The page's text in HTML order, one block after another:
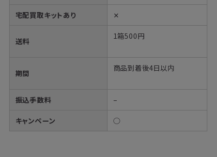
宅配買取キットあり ✕
送料
1箱500円
期間
商品到着後4日以内
振込手数料 –
キャンペーン ○